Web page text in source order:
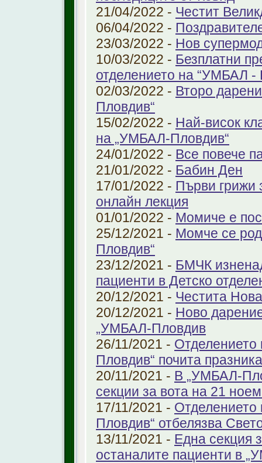
21/04/2022 - Честит
06/04/2022 -
23/03/2022 - Нов
10/03/2022 - Безплатни
отделението на “УМБАЛ -
02/03/2022 - Второ
Пловдив“
15/02/2022 - Най-висок
на „УМБАЛ-Пловдив“
24/01/2022 - Все повече
21/01/2022 - Бабин Ден
17/01/2022 - Първи грижи
онлайн лекция
01/01/2022 - Момиче е
25/12/2021 - Момче се
Пловдив“
23/12/2021 - БМЧК
пациенти в Детско
20/12/2021 - Честита
20/12/2021 - Ново
„УМБАЛ-Пловдив
26/11/2021 -
Пловдив“ почита
20/11/2021 - В „УМБАЛ-
секции за вота на 21
17/11/2021 -
Пловдив“ отбелязва
13/11/2021 - Една секция
останалите пациенти в